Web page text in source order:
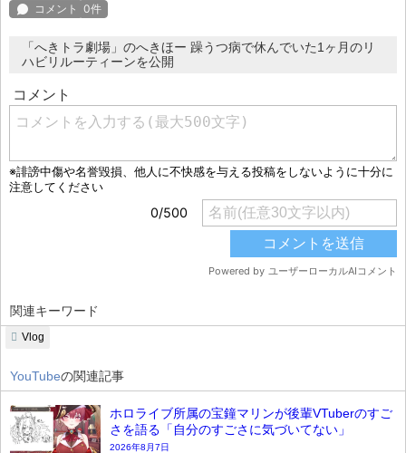
「へきトラ劇場」のへきほー 躁うつ病で休んでいた1ヶ月のリ
ハビリルーティーンを公開
関連キーワード
Vlog
YouTubeの関連記事
ホロライブ所属の宝鐘マリンが後輩VTuberのすご
さを語る「自分のすごさに気づいてない」
2026年8月7日